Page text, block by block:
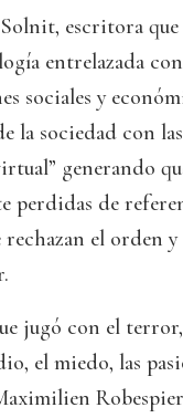
Solnit, escritora
entrelazada
sociales y
la sociedad con
generando
perdidas de
rechazan el orden
jugó con el
el miedo, las